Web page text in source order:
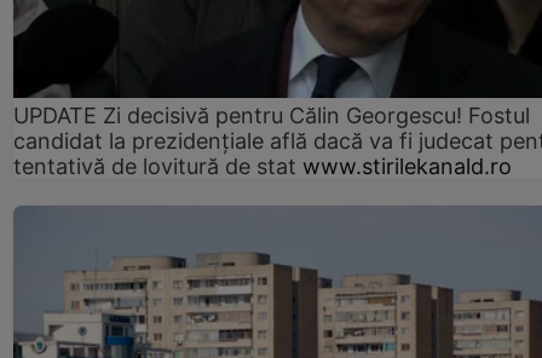
UPDATE Zi decisivă pentru Călin Georgescu! Fostul
candidat la prezidențiale află dacă va fi judecat
tentativă de lovitură de stat www.stirilekanald.ro